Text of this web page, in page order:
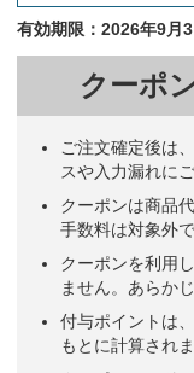
有効期限：2026年9月
クーポ
ご注文確定後は
スや入力漏れに
クーポンは商品
手数料は対象外で
クーポンを利用
ません。あらか
付与ポイントは
もとに計算されま